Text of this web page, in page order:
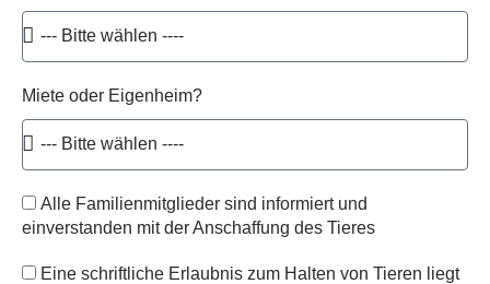
Miete oder Eigenheim?
Alle Familienmitglieder sind informiert und
einverstanden mit der Anschaffung des Tieres
Eine schriftliche Erlaubnis zum Halten von Tieren liegt